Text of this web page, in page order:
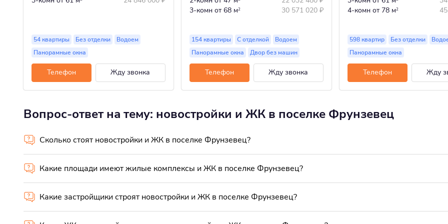
54 квартиры Без отделки
Водоем
Панорамные окна
Телефон Жду звонка
3-комн от 68 м2 30 571 020 ₽
154 квартиры С отделкой
Водоем
Панорамные окна
Двор без машин
Телефон Жду звонка
4-комн от 78 м2
598 квартир Без отделки
Панорамные окна
Телефон Жду
Вопрос-ответ на тему: новостройки и ЖК в поселке Фрунзевец
Сколько стоят новостройки и ЖК в поселке Фрунзевец?
Какие площади имеют жилые комплексы и ЖК в поселке Фрунзевец?
Какие застройщики строят новостройки и ЖК в поселке Фрунзевец?